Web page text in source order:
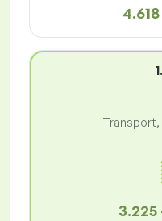
4.618
Transport,
3.225